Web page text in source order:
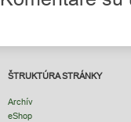
ŠTRUKTÚRA STRÁNKY
Archív
eShop